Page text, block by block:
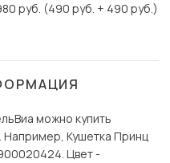
руб. (490 руб. + 490 руб.)
можно купить
Например, Кушетка Принц
Цвет -